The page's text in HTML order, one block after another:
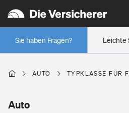
Leichte
Sie haben Fragen?
Wer versichert was: Jetzt
Regionalklassen: So ist Ihre Region
Wer versichert was: Jetzt
AUTO TYPKLASSE FÜR
Auto